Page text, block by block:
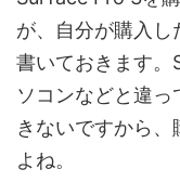
が、自分が購入し
書いておきます
ソコンなどと違
きないですから
よね。